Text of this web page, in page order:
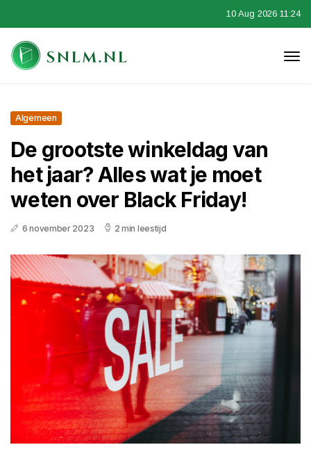
10 Aug 2026 11:24
Algemeen
De grootste winkeldag van
het jaar? Alles wat je moet
weten over Black Friday!
6 november 2023 2 min leestijd